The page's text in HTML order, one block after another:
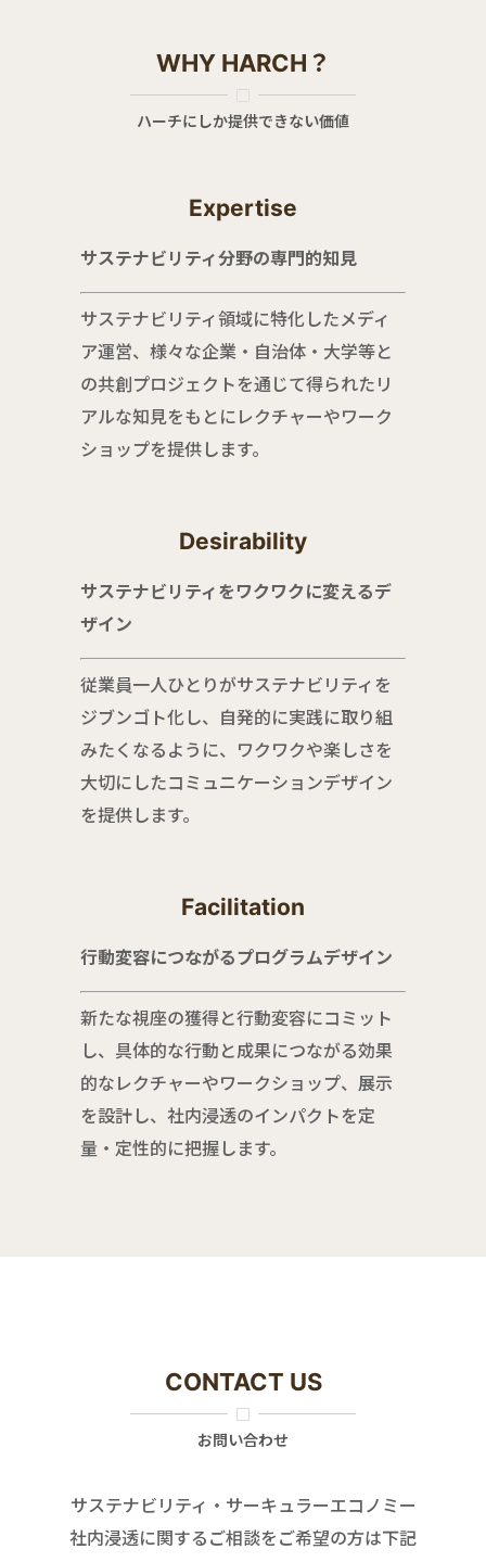
WHY HARCH？
ハーチにしか提供できない価値
Expertise
サステナビリティ分野の専門的知見
サステナビリティ領域に特化したメディ
ア運営、様々な企業・自治体・大学等と
の共創プロジェクトを通じて得られたリ
アルな知見をもとにレクチャーやワーク
ショップを提供します。
Desirability
サステナビリティをワクワクに変えるデ
ザイン
従業員一人ひとりがサステナビリティを
ジブンゴト化し、自発的に実践に取り組
みたくなるように、ワクワクや楽しさを
大切にしたコミュニケーションデザイン
を提供します。
Facilitation
行動変容につながるプログラムデザイン
新たな視座の獲得と行動変容にコミット
し、具体的な行動と成果につながる効果
的なレクチャーやワークショップ、展示
を設計し、社内浸透のインパクトを定
量・定性的に把握します。
CONTACT US
お問い合わせ
サステナビリティ・サーキュラーエコノミー
社内浸透に関するご相談をご希望の方は下記